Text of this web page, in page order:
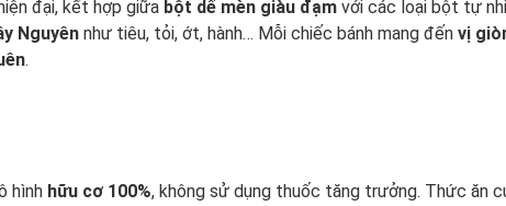
đại, kết hợp giữa bột dế mèn giàu đạm với các loại bột tự
Nguyên như tiêu, tỏi, ớt, hành… Mỗi chiếc bánh mang đến vị
.
hình hữu cơ 100%, không sử dụng thuốc tăng trưởng. Thức ăn